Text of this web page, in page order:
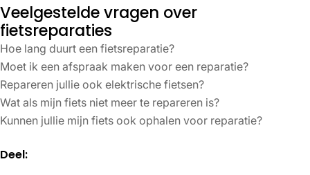
Veelgestelde vragen over
fietsreparaties
Hoe lang duurt een fietsreparatie?
Moet ik een afspraak maken voor een reparatie?
Repareren jullie ook elektrische fietsen?
Wat als mijn fiets niet meer te repareren is?
Kunnen jullie mijn fiets ook ophalen voor reparatie?
Deel: